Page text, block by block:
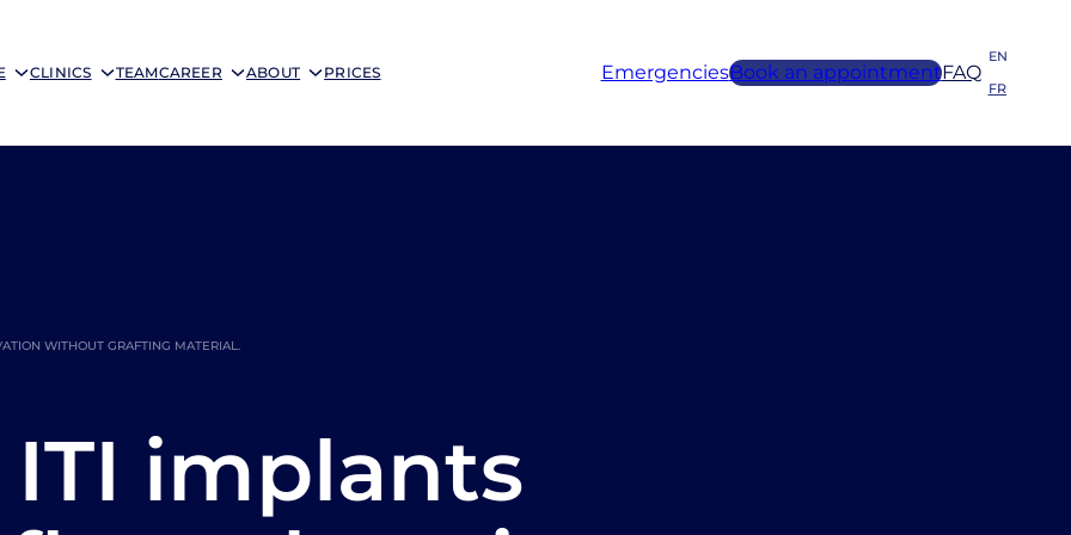
CLINICS TEAMCAREER ABOUT PRICES EmergenciesBook an appointmentFAQ
EN
FR
WITHOUT GRAFTING MATERIAL.
implants